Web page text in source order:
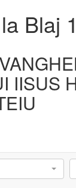
Blaj
IISUS